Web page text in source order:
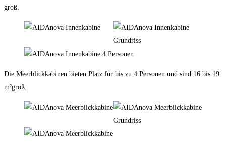
groß.
Die Meerblickkabinen bieten Platz für bis zu 4 Personen und sind 16 bis 19
m²groß.